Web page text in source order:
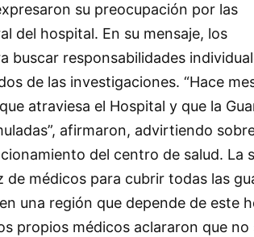
su preocupación por las
del hospital. En su mensaje, los
buscar responsabilidades
de las investigaciones. “Hace
atraviesa el Hospital y que la
afirmaron, advirtiendo
del centro de salud. La
médicos para cubrir todas las
una región que depende de este
propios médicos aclararon que no